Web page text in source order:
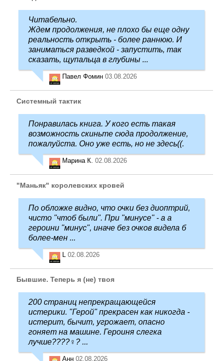
Читабельно.
Ждем продолжения, не плохо бы еще одну
реальность открыть - более раннюю. И
заниматься разведкой - запустить, так
сказать, щупальца в глубины ...
Павел Фомин 03.08.2026
Системный тактик
Понравилась книга. У кого есть такая
возможность скиньте сюда продолжение,
пожалуйста. Оно уже есть, но не здесь((.
Марина К. 02.08.2026
"Маньяк" королевских кровей
По обложке видно, что очки без диоптрий,
чисто "чтоб были". При "минусе" - а а
героини "минус", иначе без очков видела б
более-мен ...
L 02.08.2026
Бывшие. Теперь я (не) твоя
200 страниц непрекращающейся
истерики. "Герой" прекрасен как никогда -
истерит, бычит, угрожает, опасно
гоняет на машине. Героиня слегка
лучше????‍♀️? ...
Анн 02.08.2026